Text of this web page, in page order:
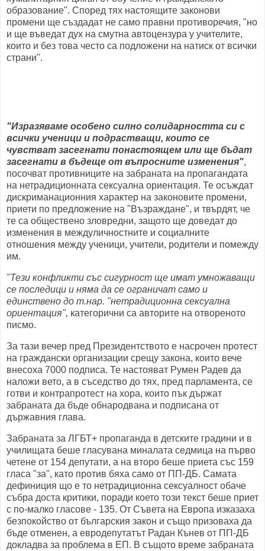
образование". Според тях настоящите законови
промени ще създадат не само правни противоречия, "но
и ще въведат дух на смутна автоцензура у учителите,
които и без това често са подложени на натиск от всички
страни".
"Изразяваме особено силно солидарността си с
всички ученици и подрастващи, които се
чувстват засегнати понастоящем или ще бъдат
засегнати в бъдеще от въпросните изменения",
посочват противниците на забраната на пропагандата
на нетрадиционната сексуална ориентация. Те осъждат
дискриманационния характер на законовите промени,
приети по предложение на "Възраждане", и твърдят, че
те са обществено зловредни, защото ще доведат до
изменения в междуличностните и социалните
отношения между ученици, учители, родители и помежду
им.
"Тези конфликти със сигурност ще имат умножаващи
се последици и няма да се ограничат само и
единствено до т.нар. "нетрадиционна сексуална
ориентация", категорични са авторите на отвореното
писмо.
За тази вечер пред Президентството е насрочен протест
на граждански организации срещу закона, които вече
внесоха 7000 подписа. Те настояват Румен Радев да
наложи вето, а в съседство до тях, пред парламента, се
готви и контрапротест на хора, които пък държат
забраната да бъде обнародвана и подписана от
държавния глава.
Забраната за ЛГБТ+ пропаганда в детските градини и в
училищата беше гласувана миналата седмица на първо
четене от 154 депутати, а на второ беше приета със 159
гласа "за", като против бяха само от ПП-ДБ. Самата
дефиниция що е то нетрадиционна сексуалност обаче
събра доста критики, поради което този текст беше приет
с по-малко гласове - 135. От Съвета на Европа изказаха
безпокойство от българския закон и също призоваха да
бъде отменен, а евродепутатът Радан Кънев от ПП-ДБ
докладва за проблема в ЕП. В същото време забраната